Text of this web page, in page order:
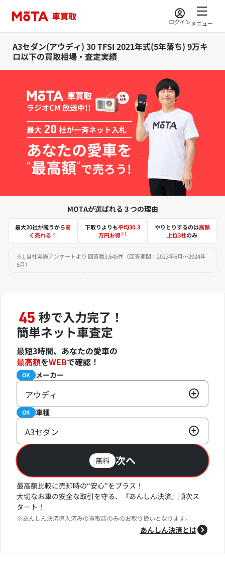
ログインメニュー
A3セダン(アウディ) 30 TFSI 2021年式(5年落ち) 9万キ
ロ以下の買取相場・査定実績
ラジオCM 放送中!!
最大 20 社が一斉ネット入札
あなたの愛車を
“最高額”で売ろう!
MOTAが選ばれる３つの理由
最大20社が競うから高
く売れる！
下取りよりも平均30.3
万円お得※1
やりとりするのは高額
上位3社のみ
※1 当社実施アンケートより 回答数3,645件（回答期間：2023年6月～2024年
5月）
45 秒で入力完了！
簡単ネット車査定
最短3時間、あなたの愛車の
最高額をWEBで確認！
必須 メーカー
OK
アウディ
必須 車種
OK
A3セダン
無料 次へ
最高額比較に売却時の“安心”をプラス！
大切なお車の安全な取引を守る、『あんしん決済』順次ス
タート！
※あんしん決済導入済みの買取店のみのお取り扱いとなります。
あんしん決済とは